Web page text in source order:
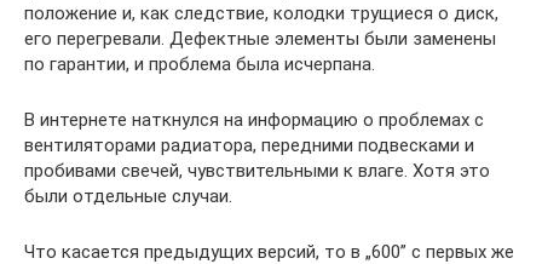
положение и, как следствие, колодки трущиеся о диск,
его перегревали. Дефектные элементы были заменены
по гарантии, и проблема была исчерпана.
В интернете наткнулся на информацию о проблемах с
вентиляторами радиатора, передними подвесками и
пробивами свечей, чувствительными к влаге. Хотя это
были отдельные случаи.
Что касается предыдущих версий, то в „600” с первых же